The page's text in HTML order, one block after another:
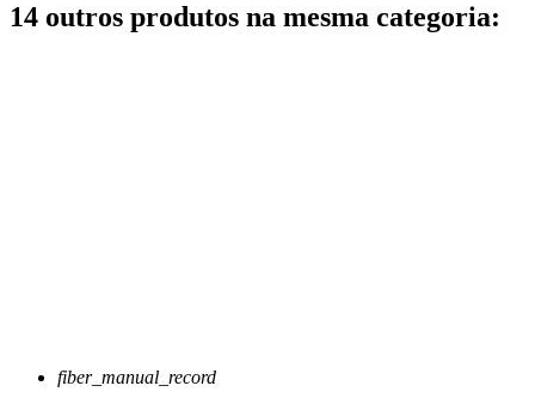
14 outros produtos na mesma categoria:
fiber_manual_record